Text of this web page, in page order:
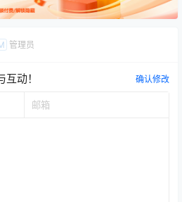
管理员
动！ 确认修改